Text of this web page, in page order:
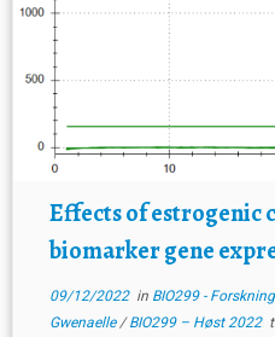
Effects of estrogenic
biomarker gene
09/12/2022in BIO299 -
Gwenaelle/BIO299 – Høst 2022